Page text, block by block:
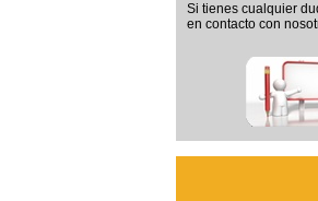
Si tienes cualquier
en contacto con